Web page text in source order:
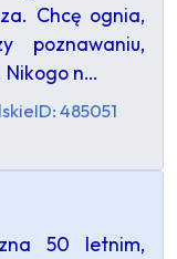
Chcę ognia,
poznawaniu,
Nikogo n…
ID: 485051
50 letnim,